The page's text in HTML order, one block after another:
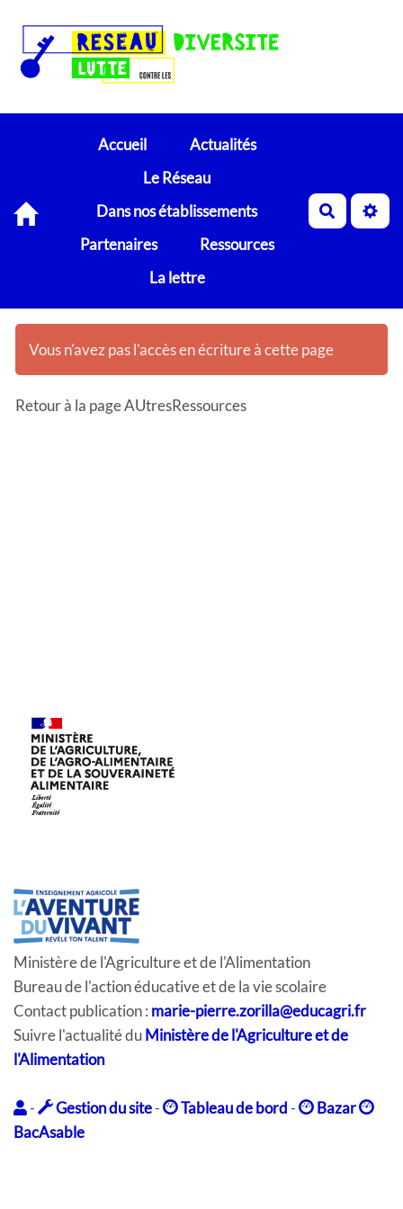
Accueil
Actualités
Le Réseau
Dans nos établissements
Partenaires
Ressources
La lettre
Vous n'avez pas l'accès en écriture à cette page
Retour à la page AUtresRessources
Ministère de l'Agriculture et de l'Alimentation
Bureau de l'action éducative et de la vie scolaire
Contact publication : marie-pierre.zorilla@educagri.fr
Suivre l'actualité duMinistère de l'Agriculture et de
l'Alimentation
- Gestion du site- Tableau de bord-
Bazar
BacAsable